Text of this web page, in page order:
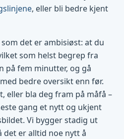
, eller bli bedre kjent
det er ambisiøst: at du
som helst begrep fra
på fem minutter, og gå
bedre oversikt enn før.
eller bla deg fram på måfå –
gang et nytt og ukjent
Vi bygger stadig ut
det er alltid noe nytt å